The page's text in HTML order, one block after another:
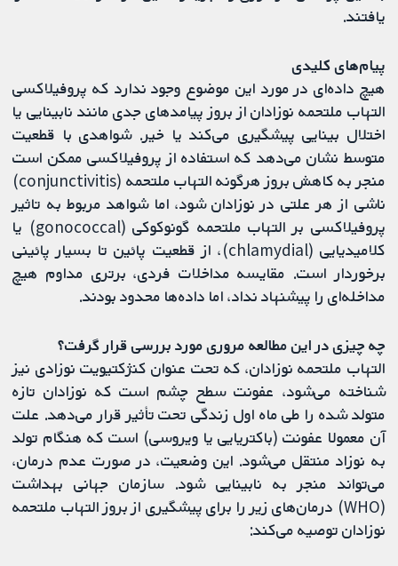
یافتند.
پیام‌های کلیدی
هیچ داده‌ای در مورد این موضوع وجود ندارد که پروفیلاکسی
التهاب ملتحمه نوزادان از بروز پیامدهای جدی مانند نابینایی یا
اختلال بینایی پیشگیری می‌کند یا خیر. شواهدی با قطعیت
متوسط نشان می‌دهد که استفاده از پروفیلاکسی ممکن است
منجر به کاهش بروز هرگونه التهاب ملتحمه (conjunctivitis)
ناشی از هر علتی در نوزادان شود، اما شواهد مربوط به تاثیر
پروفیلاکسی بر التهاب ملتحمه گونوکوکی (gonococcal) یا
کلامیدیایی (chlamydial)، از قطعیت پائین تا بسیار پائینی
برخوردار است. مقایسه مداخلات فردی، برتری مداوم هیچ
مداخله‌ای را پیشنهاد نداد، اما داده‌ها محدود بودند.
چه چیزی در این مطالعه مروری مورد بررسی قرار گرفت؟
التهاب ملتحمه نوزادان، که تحت عنوان کنژکتیویت نوزادی نیز
شناخته می‌شود، عفونت سطح چشم است که نوزادان تازه
متولد شده را طی ماه اول زندگی تحت تأثیر قرار می‌دهد. علت
آن معمولا عفونت (باکتریایی یا ویروسی) است که هنگام تولد
به نوزاد منتقل می‌شود. این وضعیت، در صورت عدم درمان،
می‌تواند منجر به نابینایی شود. سازمان جهانی بهداشت
(WHO) درمان‌های زیر را برای پیشگیری از بروز التهاب ملتحمه
نوزادان توصیه می‌کند: